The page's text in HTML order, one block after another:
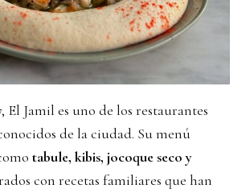
El Jamil es uno de los restaurantes
de la ciudad. Su menú
tabule, kibis, jocoque seco y
con recetas familiares que han